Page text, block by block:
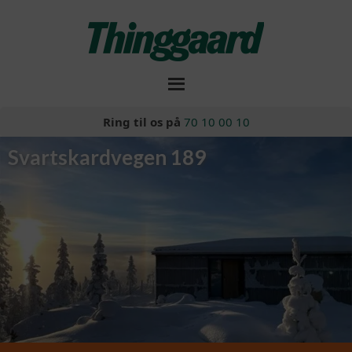
Ring til os på 70 10 00 10
Svartskardvegen 189